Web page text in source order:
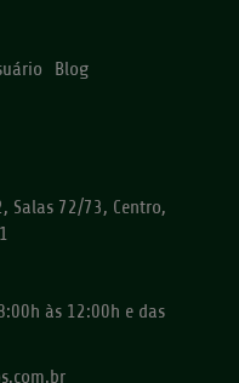
Blog
Salas 72/73, Centro,
às 12:00h e das